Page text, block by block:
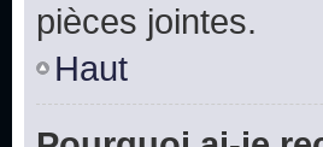
pièces jointes.
Haut